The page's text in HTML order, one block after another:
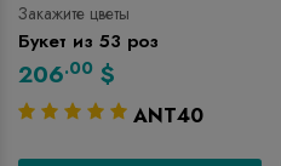
Закажите цветы
Букет из 53 роз
206.00 $
ANT40